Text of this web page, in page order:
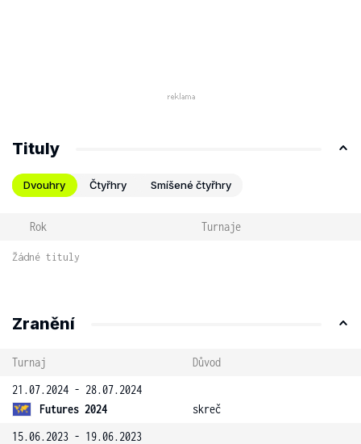
Tituly
Dvouhry Čtyřhry Smíšené čtyřhry
Rok Turnaje
Žádné tituly
Zranění
Turnaj
Důvod
21.07.2024 - 28.07.2024
Futures 2024
skreč
15.06.2023 - 19.06.2023